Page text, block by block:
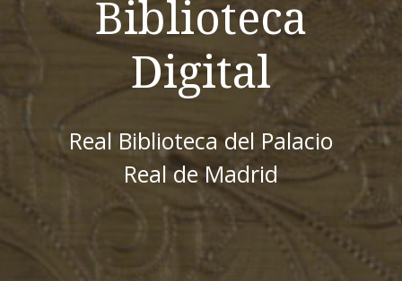
Biblioteca
Digital
Real Biblioteca del Palacio
Real de Madrid